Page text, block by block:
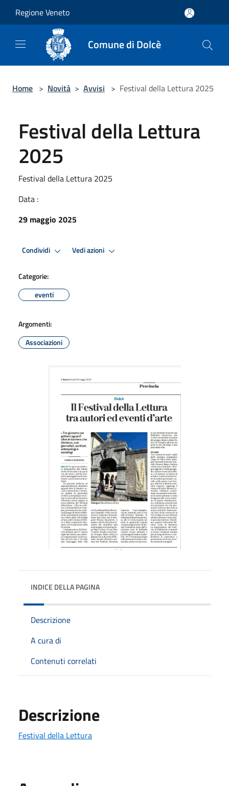
Regione Veneto
Comune di Dolcè
Home > Novità > Avvisi > Festival della Lettura 2025
Festival della Lettura
2025
Festival della Lettura 2025
Data :
29 maggio 2025
Condividi Vedi azioni
Categorie:
eventi
Argomenti:
Associazioni
INDICE DELLA PAGINA
Descrizione
A cura di
Contenuti correlati
Descrizione
Festival della Lettura